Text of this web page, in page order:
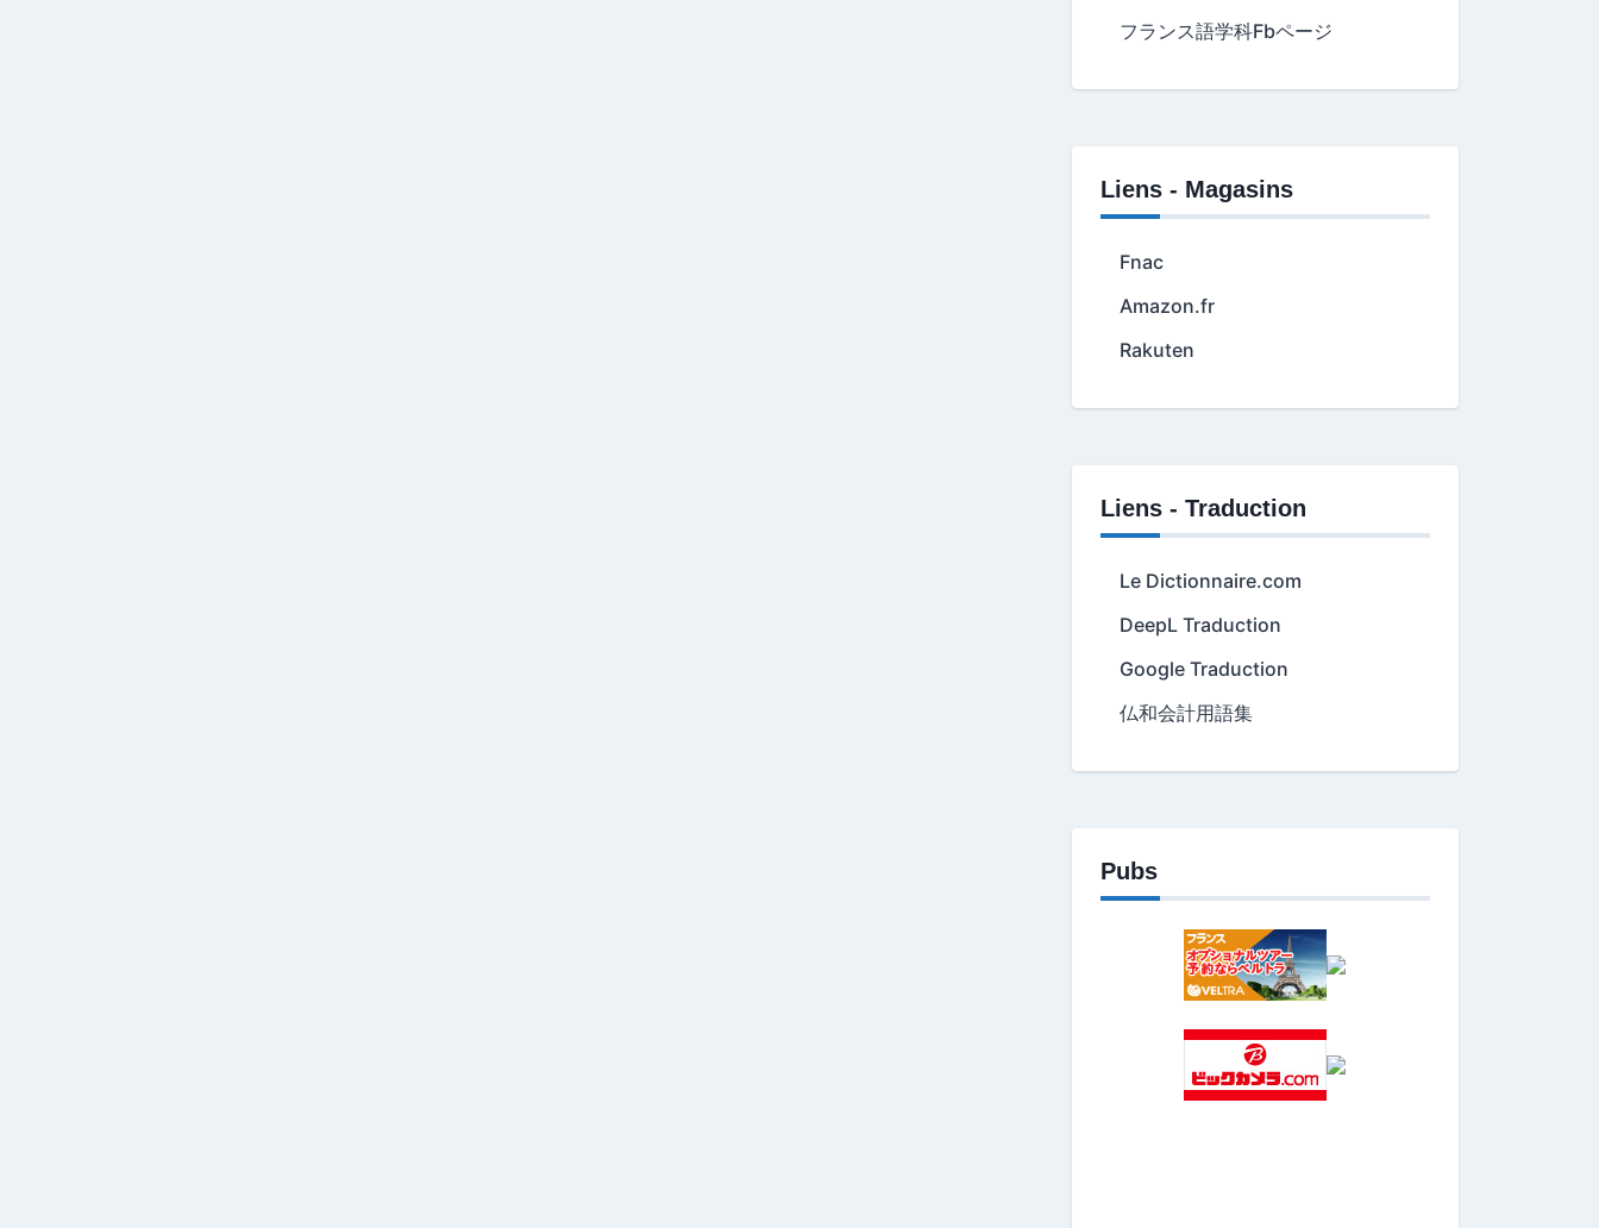
フランス語学科Fbページ
Liens - Magasins
Fnac
Amazon.fr
Rakuten
Liens - Traduction
Le Dictionnaire.com
DeepL Traduction
Google Traduction
仏和会計用語集
Pubs